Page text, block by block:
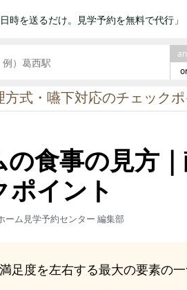
日時を送るだけ。見学予約を無料で代行」
式・嚥下対応のチェックポ
の食事の見方
ポイント
ーム見学予約センター 編集部
足度を左右する最大の要素の